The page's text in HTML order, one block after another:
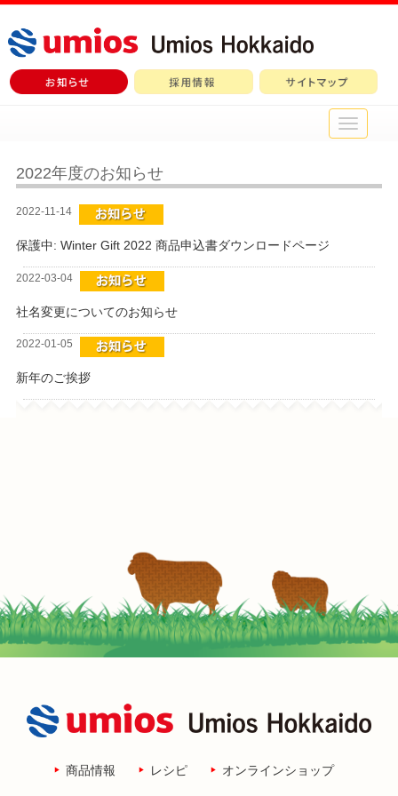
メ
イ
ニ
2022年度のお知らせ
2022-11-14
保護中: Winter Gift 2022 商品申込書ダウンロードページ
2022-03-04
社名変更についてのお知らせ
2022-01-05
新年のご挨拶
商品情報 レシピ オンラインショップ